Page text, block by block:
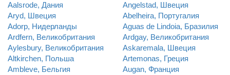
Aalsrode, Дания
Angelstad, Швеция
Aryd, Швеция
Abelheira, Португалия
Adorp, Нидерланды
Aguas de Lindoia, Бразилия
Ardfern, Великобритания
Ardgay, Великобритания
Aylesbury, Великобритания
Askaremala, Швеция
Altkirchen, Польша
Artemonas, Греция
Ambleve, Бельгия
Augan, Франция